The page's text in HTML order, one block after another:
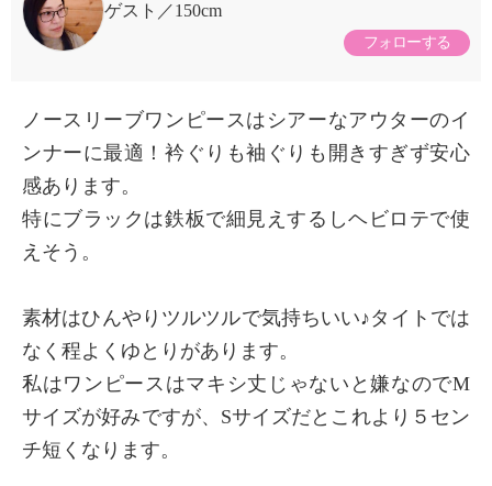
ゲスト
150cm
フォローする
ノースリーブワンピースはシアーなアウターのイ
ンナーに最適！衿ぐりも袖ぐりも開きすぎず安心
感あります。
特にブラックは鉄板で細見えするしヘビロテで使
えそう。
素材はひんやりツルツルで気持ちいい♪タイトでは
なく程よくゆとりがあります。
私はワンピースはマキシ丈じゃないと嫌なのでM
サイズが好みですが、Sサイズだとこれより５セン
チ短くなります。